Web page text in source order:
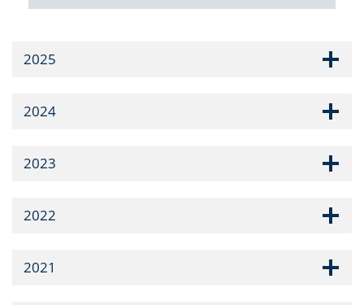
2025
2024
2023
2022
2021